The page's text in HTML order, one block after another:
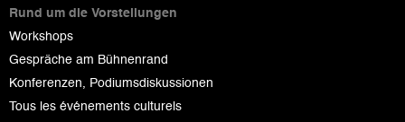
Rund um die Vorstellungen
Workshops
Gespräche am Bühnenrand
Konferenzen, Podiumsdiskussionen
Tous les événements culturels